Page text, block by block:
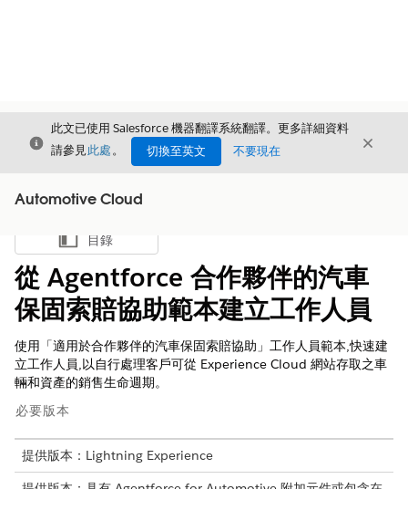
結束
此文已使用 Salesforce 機器翻譯系統翻譯。更多詳細資料
請參見此處。 切換至英文 不要現在 結束
Automotive Cloud
顯示目錄
目錄
從 Agentforce 合作夥伴的汽車
保固索賠協助範本建立工作人員
使用「適用於合作夥伴的汽車保固索賠協助」工作人員範本,快速建
立工作人員,以自行處理客戶可從 Experience Cloud 網站存取之車
輛和資產的銷售生命週期。
必要版本
提供版本：Lightning Experience
提供版本：具有 Agentforce for Automotive 附加元件或包含在